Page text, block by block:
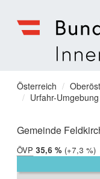
für
Inneres
Sie
befinden
hier:
Österreich
Urfahr-Umgebung
Gemeinde
ÖVP 2019:
35,6 %
2014:
28,3 %
Differenz:
+7,3 %